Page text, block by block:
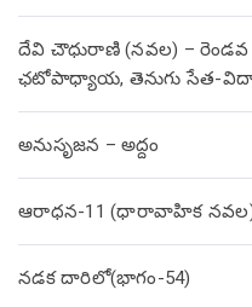
దేవి చౌధురాణి (నవల) – రెండవ
ఛటోపాధ్యాయ, తెనుగు సేత-
అనుసృజన – అద్దం
ఆరాధన-11 (ధారావాహిక
నడక దారిలో(భాగం-54)